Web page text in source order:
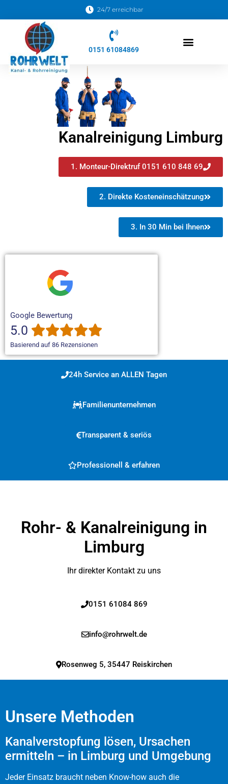
24/7 erreichbar
0151 61084869
Kanalreinigung Limburg
1. Monteur-Direktruf 0151 610 848 69
2. Direkte Kosteneinschätzung
3. In 30 Min bei Ihnen
Google Bewertung
5.0
Basierend auf 86 Rezensionen
24h Service an ALLEN Tagen
Familienunternehmen
Transparent & seriös
Professionell & erfahren
Rohr- & Kanalreinigung in
Limburg
Ihr direkter Kontakt zu uns
0151 61084 869
info@rohrwelt.de
Rosenweg 5, 35447 Reiskirchen
Unsere Methoden
Kanalverstopfung lösen, Ursachen
ermitteln – in Limburg und Umgebung
Jeder Einsatz braucht neben Know-how auch die